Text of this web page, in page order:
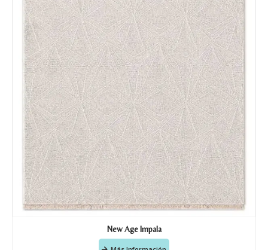
New Age Impala